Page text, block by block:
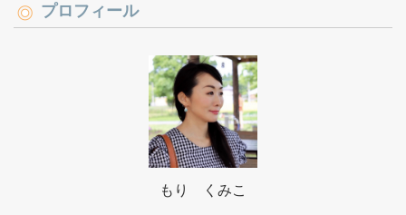
プロフィール
もり くみこ